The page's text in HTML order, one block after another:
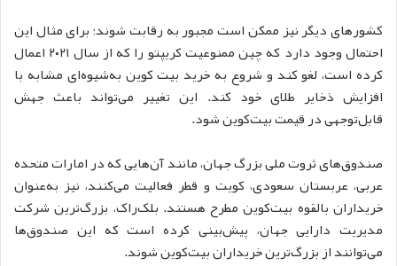
کشورهای دیگر نیز ممکن است مجبور به رقابت شوند؛ برای مثال این
احتمال وجود دارد که چین ممنوعیت کریپتو را که از سال ۲۰۲۱ اعمال
کرده است، لغو کند و شروع به خرید بیت کوین به‌شیوه‌ای مشابه با
افزایش ذخایر طلای خود کند. این تغییر می‌تواند باعث جهش
قابل‌توجهی در قیمت بیت‌کوین شود.
صندوق‌های ثروت ملی بزرگ جهان، مانند آن‌هایی که در امارات متحده
عربی، عربستان سعودی، کویت و قطر فعالیت می‌کنند، نیز به‌عنوان
خریداران بالقوه بیت‌کوین مطرح هستند. بلک‌راک، بزرگ‌ترین شرکت
مدیریت دارایی جهان، پیش‌بینی کرده است که این صندوق‌ها
می‌توانند از بزرگ‌ترین خریداران بیت‌کوین شوند.